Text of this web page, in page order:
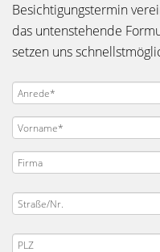
Besichtigungstermin
das untenstehende
setzen uns